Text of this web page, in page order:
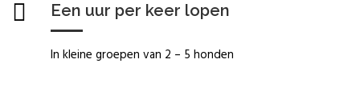
Een uur per keer lopen
In kleine groepen van 2 – 5 honden